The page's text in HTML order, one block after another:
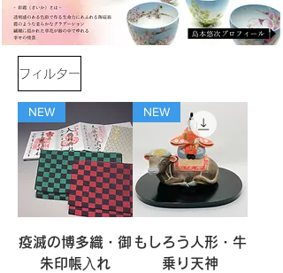
フィルター
NEW
疫滅の博多織・御
朱印帳⼊れ
NEW
もしろう人形・牛
乗り天神